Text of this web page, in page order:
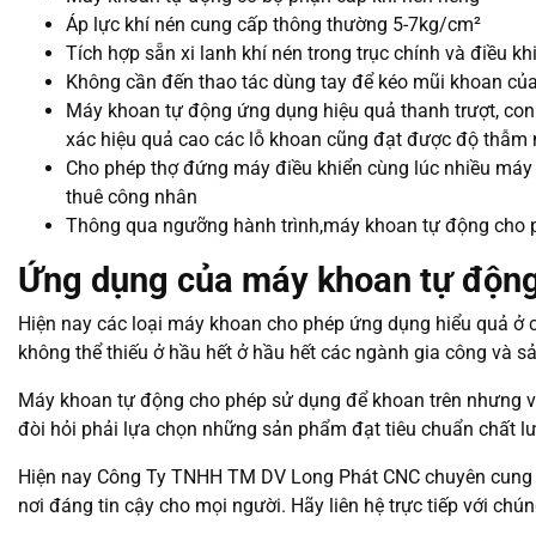
Áp lực khí nén cung cấp thông thường 5-7kg/cm²
Tích hợp sẵn xi lanh khí nén trong trục chính và điều
Không cần đến thao tác dùng tay để kéo mũi khoan
Máy khoan tự động ứng dụng hiệu quả thanh trượt,
xác hiệu quả cao các lỗ khoan cũng đạt được độ thẫm
Cho phép thợ đứng máy điều khiển cùng lúc nhiều
thuê công nhân
Thông qua ngưỡng hành trình,máy khoan tự động cho
Ứng dụng của máy khoan tự
Hiện nay các loại máy khoan cho phép ứng dụng hiểu quả
không thể thiếu ở hầu hết ở hầu hết các ngành gia công và
Máy khoan tự động cho phép sử dụng để khoan trên
đòi hỏi phải lựa chọn những sản phẩm đạt tiêu chuẩn chất
Hiện nay Công Ty TNHH TM DV Long Phát CNC chuyên
nơi đáng tin cậy cho mọi người. Hãy liên hệ trực tiếp với